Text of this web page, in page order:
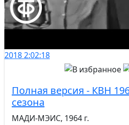
20182:02:18
Полная версия - КВН
сезона
МАДИ-МЭИС, 1964 г.